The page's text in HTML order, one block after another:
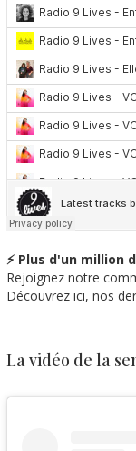
⚡ Plus d'un million
Rejoignez notre
Découvrez ici, nos
La vidéo de la